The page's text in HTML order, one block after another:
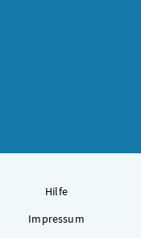
Hilfe
Impressum